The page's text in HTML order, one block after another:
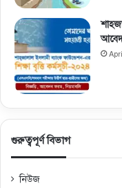
গুরুত্বপূর্ণ বিভাগ
নিউজ